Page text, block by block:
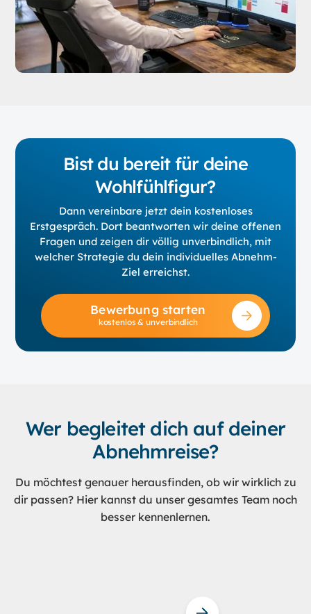
Bist du bereit für deine
Wohlfühlfigur?
Dann vereinbare jetzt dein kostenloses
Erstgespräch. Dort beantworten wir deine offenen
Fragen und zeigen dir völlig unverbindlich, mit
welcher Strategie du dein individuelles Abnehm-
Ziel erreichst.
Bewerbung starten
kostenlos & unverbindlich
Wer begleitet dich auf deiner
Abnehmreise?
Du möchtest genauer herausfinden, ob wir wirklich zu
dir passen? Hier kannst du unser gesamtes Team noch
besser kennenlernen.